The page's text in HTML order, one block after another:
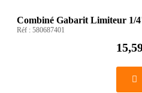
Combiné Gabarit Limiteur 1/
Réf : 580687401